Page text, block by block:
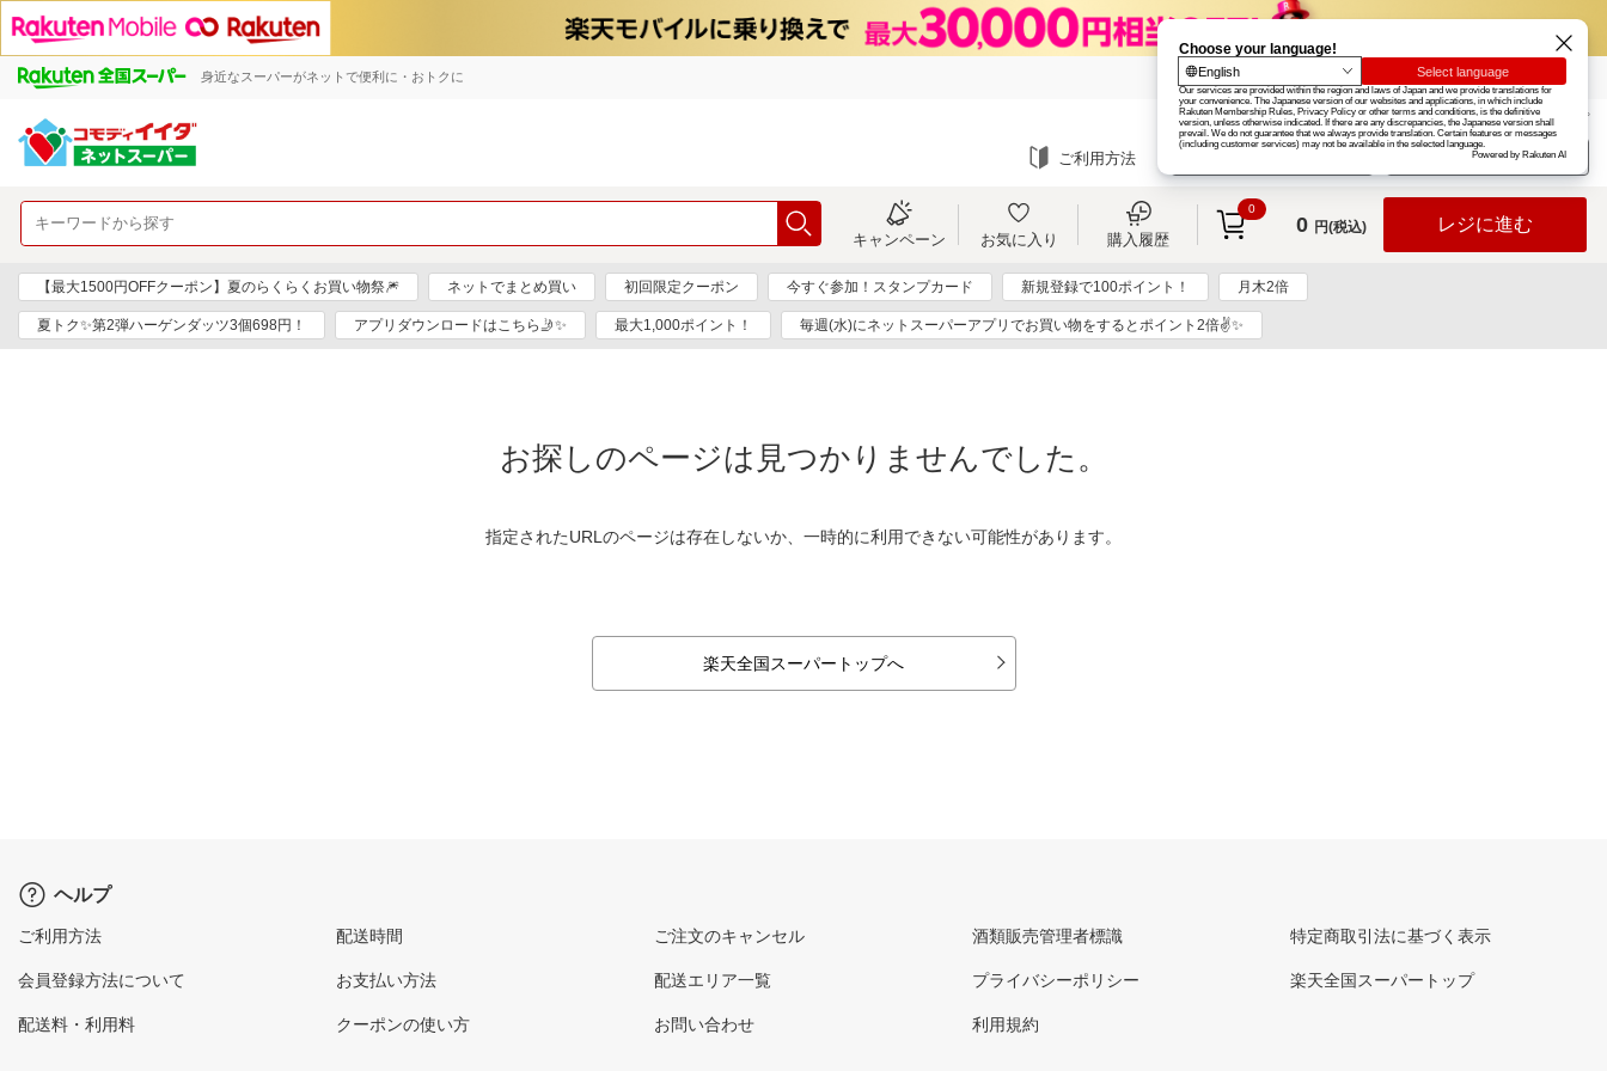
身近なスーパーがネットで便利に・おトクに 楽天グループ カード
お知らせ ヘルプ
ご利用方法 ログイン
キャンペーン お気に入り 購入履歴
0
0 円(税込) レジに進む
【最大1500円OFFクーポン】夏のらくらくお買い物祭🎆 ネットでまとめ買い 初回限定クーポン 今すぐ参加！スタンプカード 新規登録で100ポイント！ 月木2倍
夏トク✨第2弾ハーゲンダッツ3個698円！ アプリダウンロードはこちら🤳✨ 最大1,000ポイント！ 毎週(水)にネットスーパーアプリでお買い物をするとポイント2倍✌✨
お探しのページは見つかりませんでした。
指定されたURLのページは存在しないか、一時的に利用できない可能性があります。
楽天全国スーパートップへ
ヘルプ
ご利用方法
会員登録方法について
配送料・利用料
配送時間
お支払い方法
クーポンの使い方
ご注文のキャンセル
配送エリア一覧
お問い合わせ
酒類販売管理者標識
プライバシーポリシー
利用規約
特定商取引法に基づく表示
楽天全国スーパートップ